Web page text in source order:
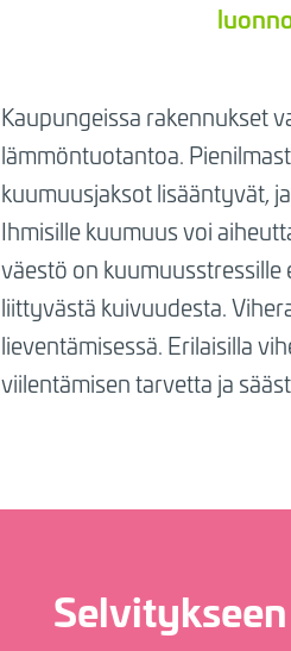
Kaupungeissa rakennukset
lämmöntuotantoa.
kuumuusjaksot lisääntyvät,
Ihmisille kuumuus voi
väestö on
liittyvästä kuivuudesta.
lieventämisessä. Erilaisilla
viilentämisen tarvetta ja